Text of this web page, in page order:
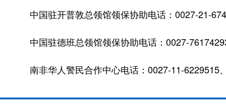
中国驻开普敦总领馆领保协助电话： 0027-21-
中国驻德班总领馆领保协助电话： 0027-
南非华人警民合作中心电话： 0027-11-6229515